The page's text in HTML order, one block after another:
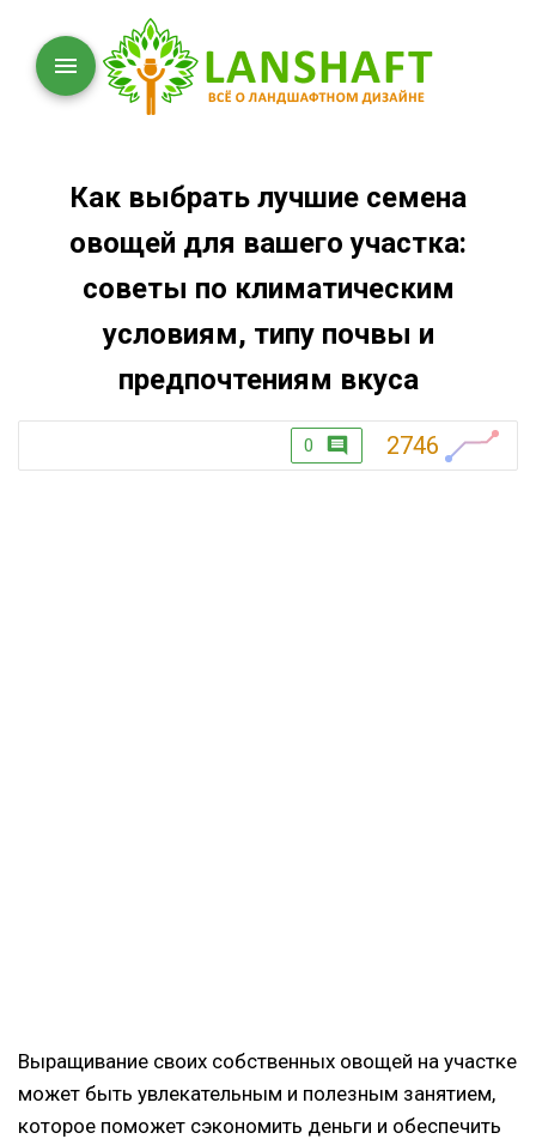
Как выбрать лучшие семена
овощей для вашего участка:
советы по климатическим
условиям, типу почвы и
предпочтениям вкуса
0 2746
Выращивание своих собственных овощей на участке
может быть увлекательным и полезным занятием,
которое поможет сэкономить деньги и обеспечить